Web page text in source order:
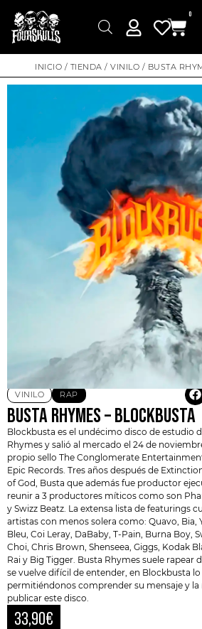
0
INICIO / TIENDA / VINILO / BUSTA
VINILO RAP
BUSTA RHYMES – BLOCKBUSTA
Blockbusta es el undécimo disco de estudio
Rhymes y salió al mercado el 24 de
propio sello The Conglomerate
Epic Records. Tres años después de
of God, Busta que además fue productor
reunir a 3 productores míticos como son
y Swizz Beatz. La extensa lista de featurings
artistas con menos solera como: Quavo, Bia,
Bleu, Coi Leray, DaBaby, T-Pain, Burna Boy,
Choi, Chris Brown, Shenseea, Giggs, Kodak
Rai y Big Tigger. Busta Rhymes suele rapear
se vuelve difícil de entender, en Blockbusta lo
permitiéndonos comprender su mensaje y la
publicar este disco.
33,90€